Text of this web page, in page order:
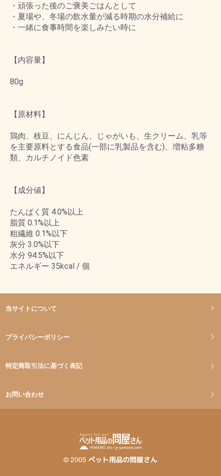
・頑張った後のご褒美ごはんとして
・夏場や、冬場の飲水量が減る時期の水分補給に
・一緒に食事時間を楽しみたい時に
【内容量】
80g
【原材料】
鶏肉、枝豆、にんじん、じゃがいも、生クリーム、乳等
を主要原料とする食品(一部に乳製品を含む)、増粘多糖
類、カルチノイド色素
【成分値】
たんぱく質 4.0%以上
脂質 0.1%以上
粗繊維 0.1%以下
灰分 3.0%以下
水分 94.5%以下
エネルギー 35kcal / 個
当サイトについて
プライバシーポリシー
特定商取引法に基づく表記
お問い合わせ
©